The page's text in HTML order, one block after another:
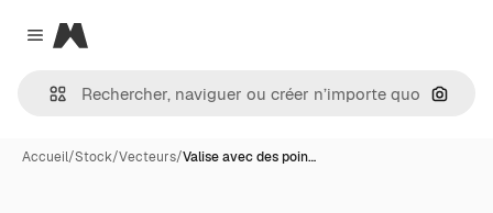
Close menu
Magnific
Accueil/Stock/Vecteurs/Valise avec des poin…